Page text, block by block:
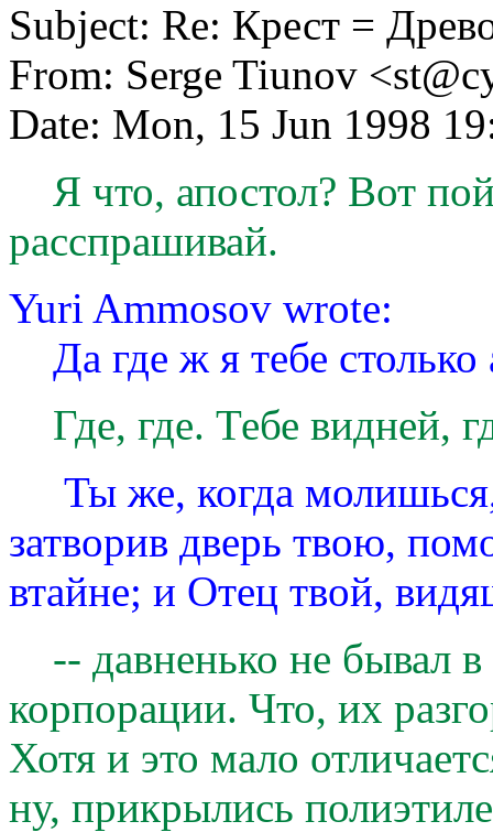
Subject: Re: Крест =
From: Serge Tiunov <
Date: Mon, 15 Jun 1998
Я что, апостол? Вот
расспрашивай.
Yuri Ammosov wrote:
Да где ж я тебе столько
Где, где. Тебе видней,
Ты же, когда
затворив дверь твою,
втайне; и Отец твой,
-- давненько не бывал в
корпорации. Что, их
Хотя и это мало
ну, прикрылись